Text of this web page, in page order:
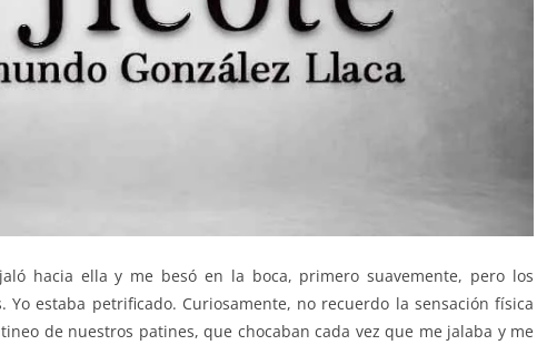
hacia ella y me besó en la boca, primero suavemente, pero los
Yo estaba petrificado. Curiosamente, no recuerdo la sensación física
de nuestros patines, que chocaban cada vez que me jalaba y me